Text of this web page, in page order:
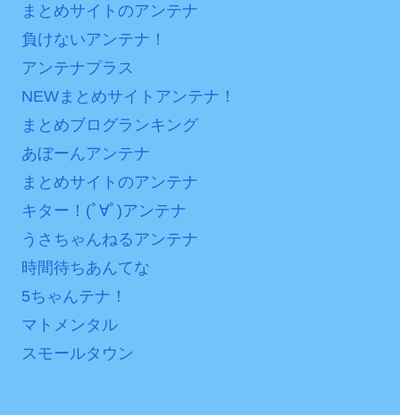
まとめサイトのアンテナ
負けないアンテナ！
アンテナプラス
NEWまとめサイトアンテナ！
まとめブログランキング
あぼーんアンテナ
まとめサイトのアンテナ
キター！(ﾟ∀ﾟ)アンテナ
うさちゃんねるアンテナ
時間待ちあんてな
5ちゃんテナ！
マトメンタル
スモールタウン